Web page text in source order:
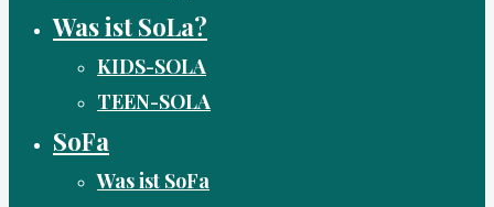
Was ist SoLa?
KIDS-SOLA
TEEN-SOLA
SoFa
Was ist SoFa